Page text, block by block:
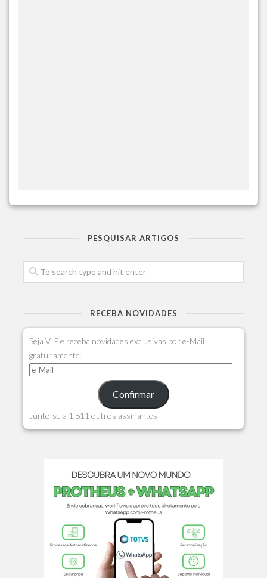
PESQUISAR ARTIGOS
RECEBA NOVIDADES
Seja VIP e receba novidades exclusivas por e-Mail
gratuitamente.
Confirmar
Junte-se a 1.811 outros assinantes